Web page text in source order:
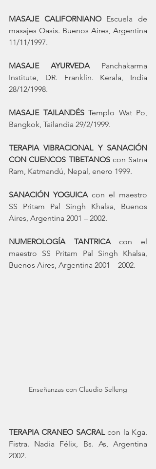
MASAJE CALIFORNIANO Escuela de
masajes Oasis. Buenos Aires, Argentina
11/11/1997.
MASAJE AYURVEDA Panchakarma
Institute, DR. Franklin. Kerala, India
28/12/1998.
MASAJE TAILANDÉS Templo Wat Po,
Bangkok, Tailandia 29/2/1999.
TERAPIA VIBRACIONAL Y SANACIÓN
CON CUENCOS TIBETANOS con Satna
Ram, Katmandú, Nepal, enero 1999.
SANACIÓN YOGUICA con el maestro
SS Pritam Pal Singh Khalsa, Buenos
Aires, Argentina 2001 – 2002.
NUMEROLOGÍA TANTRICA con el
maestro SS Pritam Pal Singh Khalsa,
Buenos Aires, Argentina 2001 – 2002.
Enseñanzas con Claudio Selleng
TERAPIA CRANEO SACRAL con la Kga.
Fistra. Nadia Félix, Bs. As, Argentina
2002.